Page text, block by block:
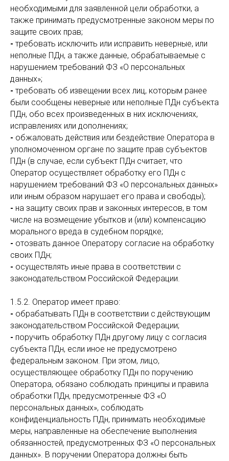
необходимыми для заявленной цели обработки, а
также принимать предусмотренные законом меры по
защите своих прав;
- требовать исключить или исправить неверные, или
неполные ПДн, а также данные, обрабатываемые с
нарушением требований ФЗ «О персональных
данных»;
- требовать об извещении всех лиц, которым ранее
были сообщены неверные или неполные ПДн субъекта
ПДн, обо всех произведенных в них исключениях,
исправлениях или дополнениях;
- обжаловать действия или бездействие Оператора в
уполномоченном органе по защите прав субъектов
ПДн (в случае, если субъект ПДн считает, что
Оператор осуществляет обработку его ПДн с
нарушением требований ФЗ «О персональных данных»
или иным образом нарушает его права и свободы);
- на защиту своих прав и законных интересов, в том
числе на возмещение убытков и (или) компенсацию
морального вреда в судебном порядке;
- отозвать данное Оператору согласие на обработку
своих ПДн;
- осуществлять иные права в соответствии с
законодательством Российской Федерации.
1.5.2. Оператор имеет право:
- обрабатывать ПДн в соответствии с действующим
законодательством Российской Федерации;
- поручить обработку ПДн другому лицу с согласия
субъекта ПДн, если иное не предусмотрено
федеральным законом. При этом, лицо,
осуществляющее обработку ПДн по поручению
Оператора, обязано соблюдать принципы и правила
обработки ПДн, предусмотренные ФЗ «О
персональных данных», соблюдать
конфиденциальность ПДн, принимать необходимые
меры, направленные на обеспечение выполнения
обязанностей, предусмотренных ФЗ «О персональных
данных». В поручении Оператора должны быть